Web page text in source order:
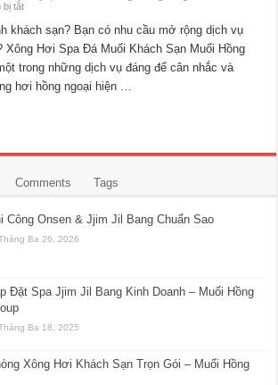
bị tắtở
Kế
Thi
Công
Phòng
Xông
Hơi
Khách
Hồng
khách sạn? Bạn có nhu cầu mở rộng dịch vụ
Xông Hơi Spa Đá Muối Khách Sạn Muối Hồng
trong những dịch vụ đáng để cân nhắc và
hơi hồng ngoại hiện …
Comments Tags
Công Onsen & Jjim Jil Bang Chuẩn Sao
Ba 26, 2026
Đặt Spa Jjim Jil Bang Kinh Doanh – Muối Hồng
Ba 18, 2025
Xông Hơi Khách Sạn Trọn Gói – Muối Hồng